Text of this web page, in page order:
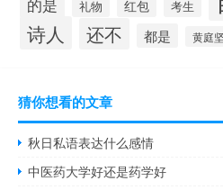
的是 礼物 红包 考生
诗人 还不 都是 黄庭坚
猜你想看的文章
秋日私语表达什么感情
中医药大学好还是药学好